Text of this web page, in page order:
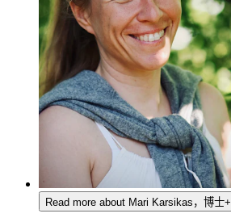
Read more about Mari Karsikas，博士+